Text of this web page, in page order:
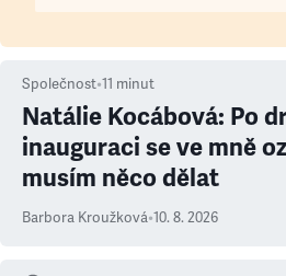
Společnost•11 minut
Natálie Kocábová: Po
inauguraci se ve mně
musím něco dělat
Barbora Kroužková•10. 8. 2026